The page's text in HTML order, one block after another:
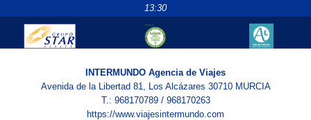
13:30
INTERMUNDO Agencia de Viajes
Avenida de la Libertad 81, Los Alcázares 30710 MURCIA
T.: 968170789 / 968170263
https://www.viajesintermundo.com